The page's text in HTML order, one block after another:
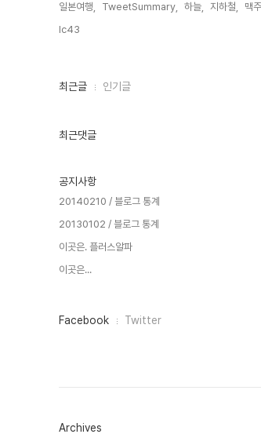
일본여행,
TweetSummary, 하늘, 지하철, 맥주,
lc43,
최
인
최근글 인기글
최근댓글
공지사항
20140210 / 블로그 통계
20130102 / 블로그 통계
이곳은. 플러스알파
이곳은...
페
그
Facebook Twitter
Archives